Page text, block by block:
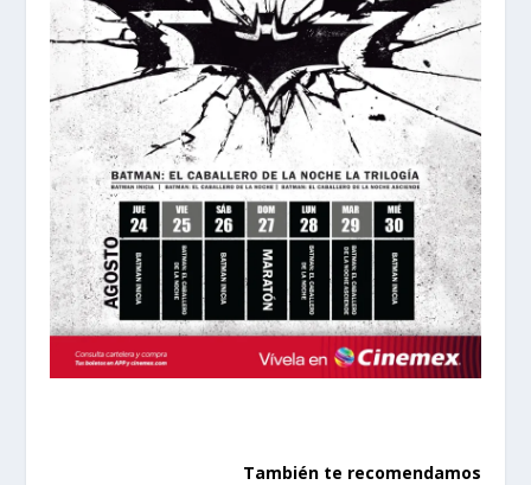
También te recomendamos